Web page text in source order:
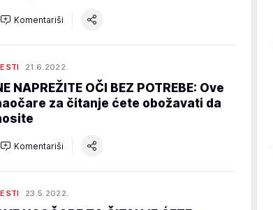
Komentariši
21.6.2022.
NAPREŽITE OČI BEZ POTREBE: Ove
za čitanje ćete obožavati da
Komentariši
23.5.2022.